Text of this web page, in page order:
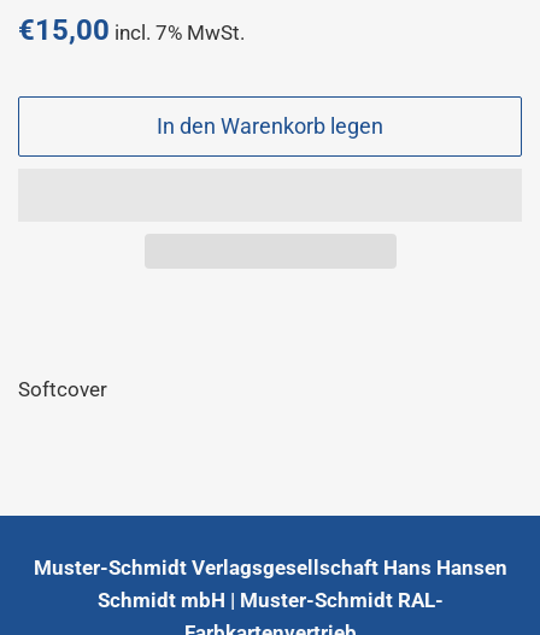
€15,00 incl. 7% MwSt.
In den Warenkorb legen
Softcover
Muster-Schmidt Verlagsgesellschaft Hans Hansen
Schmidt mbH | Muster-Schmidt RAL-